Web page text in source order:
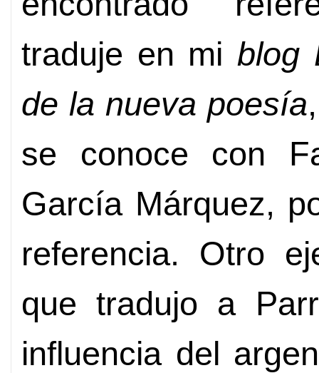
traduje en mi blog
de la nueva poesía
se conoce con
García Márquez,
referencia. Otro
que tradujo a
influencia del